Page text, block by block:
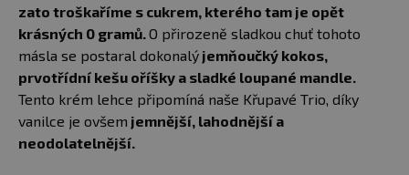
zato troškaříme s cukrem, kterého tam je opět
krásných 0 gramů.O přirozeně sladkou chuť tohoto
másla se postaral dokonalý jemňoučký kokos,
prvotřídní kešu oříšky a sladké loupané mandle.
Tento krém lehce připomíná naše Křupavé Trio, díky
vanilce je ovšem jemnější, lahodnější a
neodolatelnější.